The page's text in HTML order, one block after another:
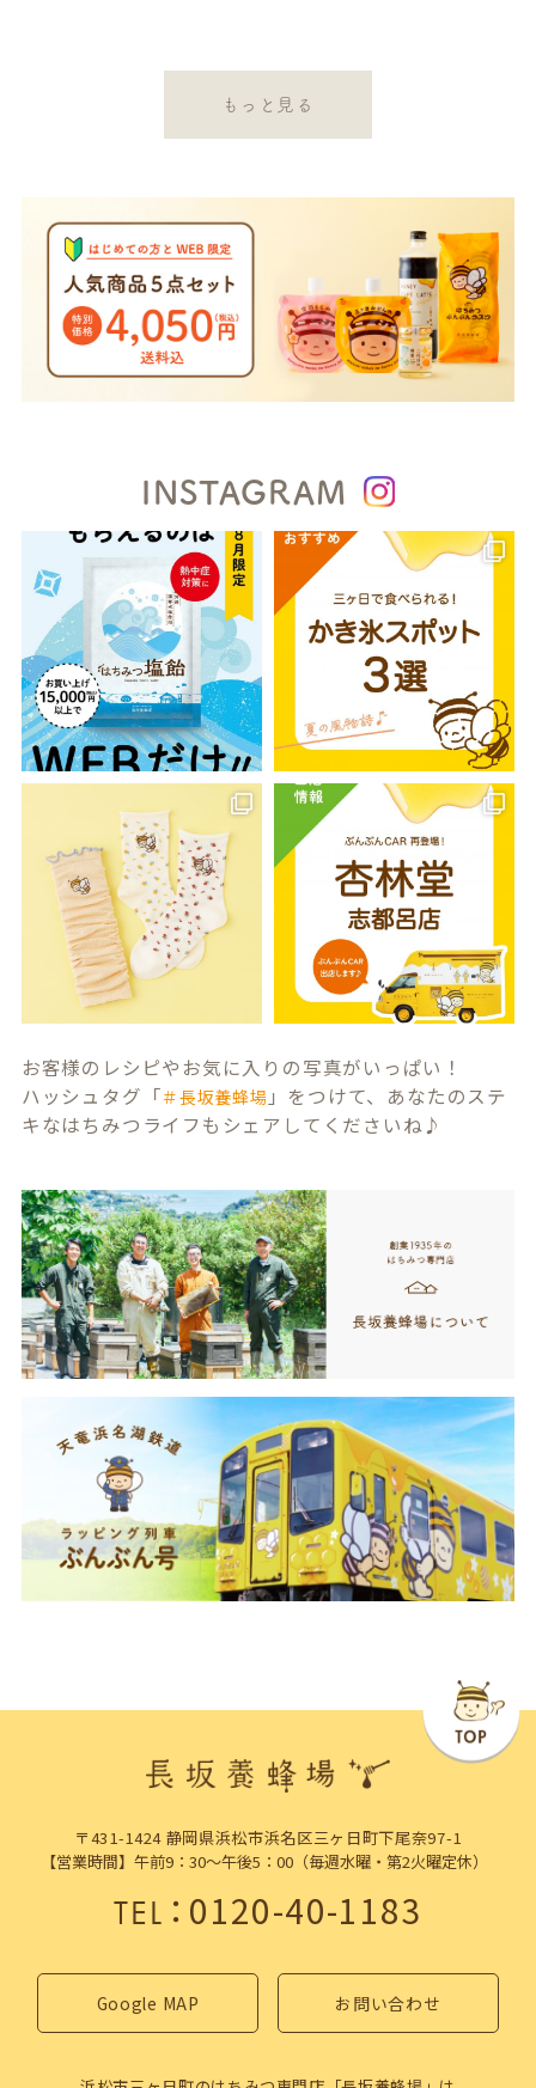
もっと見る
INSTAGRAM
お客様のレシピやお気に入りの写真がいっぱい！
ハッシュタグ「＃長坂養蜂場 」をつけて、あなたのステ
キなはちみつライフもシェアしてくださいね♪
〒431-1424 静岡県浜松市浜名区三ヶ日町下尾奈97-1
【営業時間】午前9：30～午後5：00（毎週水曜・第2火曜定休）
TEL：0120-40-1183
Google MAP お問い合わせ